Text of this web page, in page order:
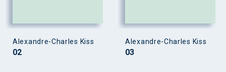
Alexandre-Charles Kiss
02
Alexandre-Charles Kiss
03